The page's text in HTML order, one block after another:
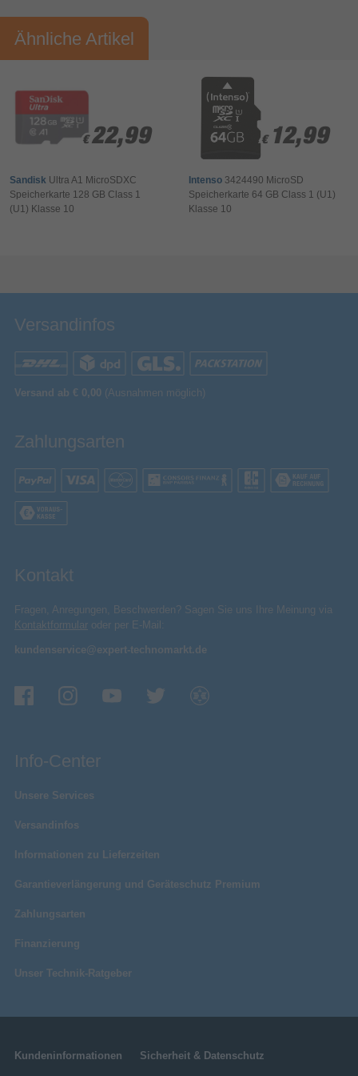
Interner Speichertyp
Sonstiges
17570005447
Herstellerartikelnummer 3424493
Ihre Bewertung:
Ihr Kommentar*
Ähnliche Artikel
€ 22,99
€ 22,99
Sandisk Ultra A1 MicroSDXC
Speicherkarte 128 GB Class 1
(U1) Klasse 10
€ 12,99
€ 12,99
Intenso 3424490 MicroSD
Speicherkarte 64 GB Class 1 (U1)
Klasse 10
Versandinfos
Versand ab € 0,00 (Ausnahmen möglich)
Zahlungsarten
Kontakt
Fragen, Anregungen, Beschwerden? Sagen Sie uns Ihre Meinung via
Kontaktformular oder per E-Mail:
kundenservice@expert-technomarkt.de
Info-Center
Unsere Services
Versandinfos
Informationen zu Lieferzeiten
Garantieverlängerung und Geräteschutz Premium
Zahlungsarten
Finanzierung
Unser Technik-Ratgeber
Kundeninformationen Sicherheit & Datenschutz